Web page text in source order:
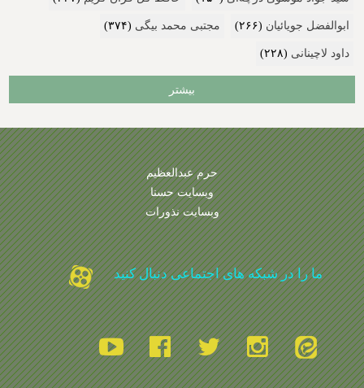
ابوالفضل جویائیان (۲۶۶) مجتبی محمد بیگی (۳۷۴)
داود لاچینانی (۲۲۸)
بیشتر
حرم عبدالعظیم
وبسایت حسنا
وبسایت نذورات
ما را در شبکه های اجتماعی دنبال کنید